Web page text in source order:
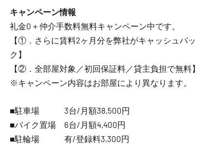
キャンペーン情報
礼金0 ＋ 仲介手数料無料キャンペーン中です。
【①．さらに賃料2ヶ月分を弊社がキャッシュバッ
ク】
【②．全部屋対象／初回保証料／貸主負担で無料】
※キャンペーン内容はお部屋により異なります。
■駐車場 3台/月額38,500円
■バイク置場 6台/月額4,400円
■駐輪場 有/登録料3,300円